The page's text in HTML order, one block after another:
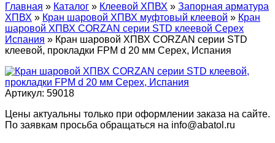
Главная » Каталог » Клеевой ХПВХ » Запорная арматура
ХПВХ » Кран шаровой ХПВХ муфтовый клеевой » Кран
шаровой ХПВХ CORZAN серии STD клеевой Cepex
Испания » Кран шаровой ХПВХ CORZAN серии STD
клеевой, прокладки FPM d 20 мм Cepex, Испания
Артикул: 59018
Цены актуальны только при оформлении заказа на сайте.
По заявкам просьба обращаться на info@abatol.ru